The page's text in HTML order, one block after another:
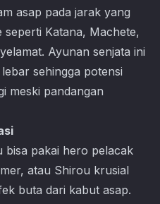
asap pada jarak yang
seperti Katana, Machete,
Ayunan senjata ini
sehingga potensi
meski pandangan
bisa pakai hero pelacak
atau Shirou krusial
buta dari kabut asap.